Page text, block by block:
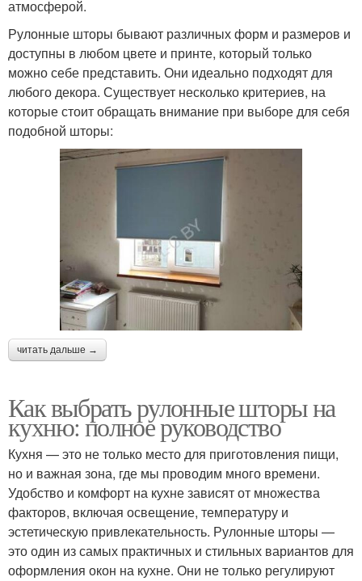
атмосферой.
Рулонные шторы бывают различных форм и размеров и
доступны в любом цвете и принте, который только
можно себе представить. Они идеально подходят для
любого декора. Существует несколько критериев, на
которые стоит обращать внимание при выборе для себя
подобной шторы:
читать дальше →
Как выбрать рулонные шторы на
кухню: полное руководство
Кухня — это не только место для приготовления пищи,
но и важная зона, где мы проводим много времени.
Удобство и комфорт на кухне зависят от множества
факторов, включая освещение, температуру и
эстетическую привлекательность. Рулонные шторы —
это один из самых практичных и стильных вариантов для
оформления окон на кухне. Они не только регулируют